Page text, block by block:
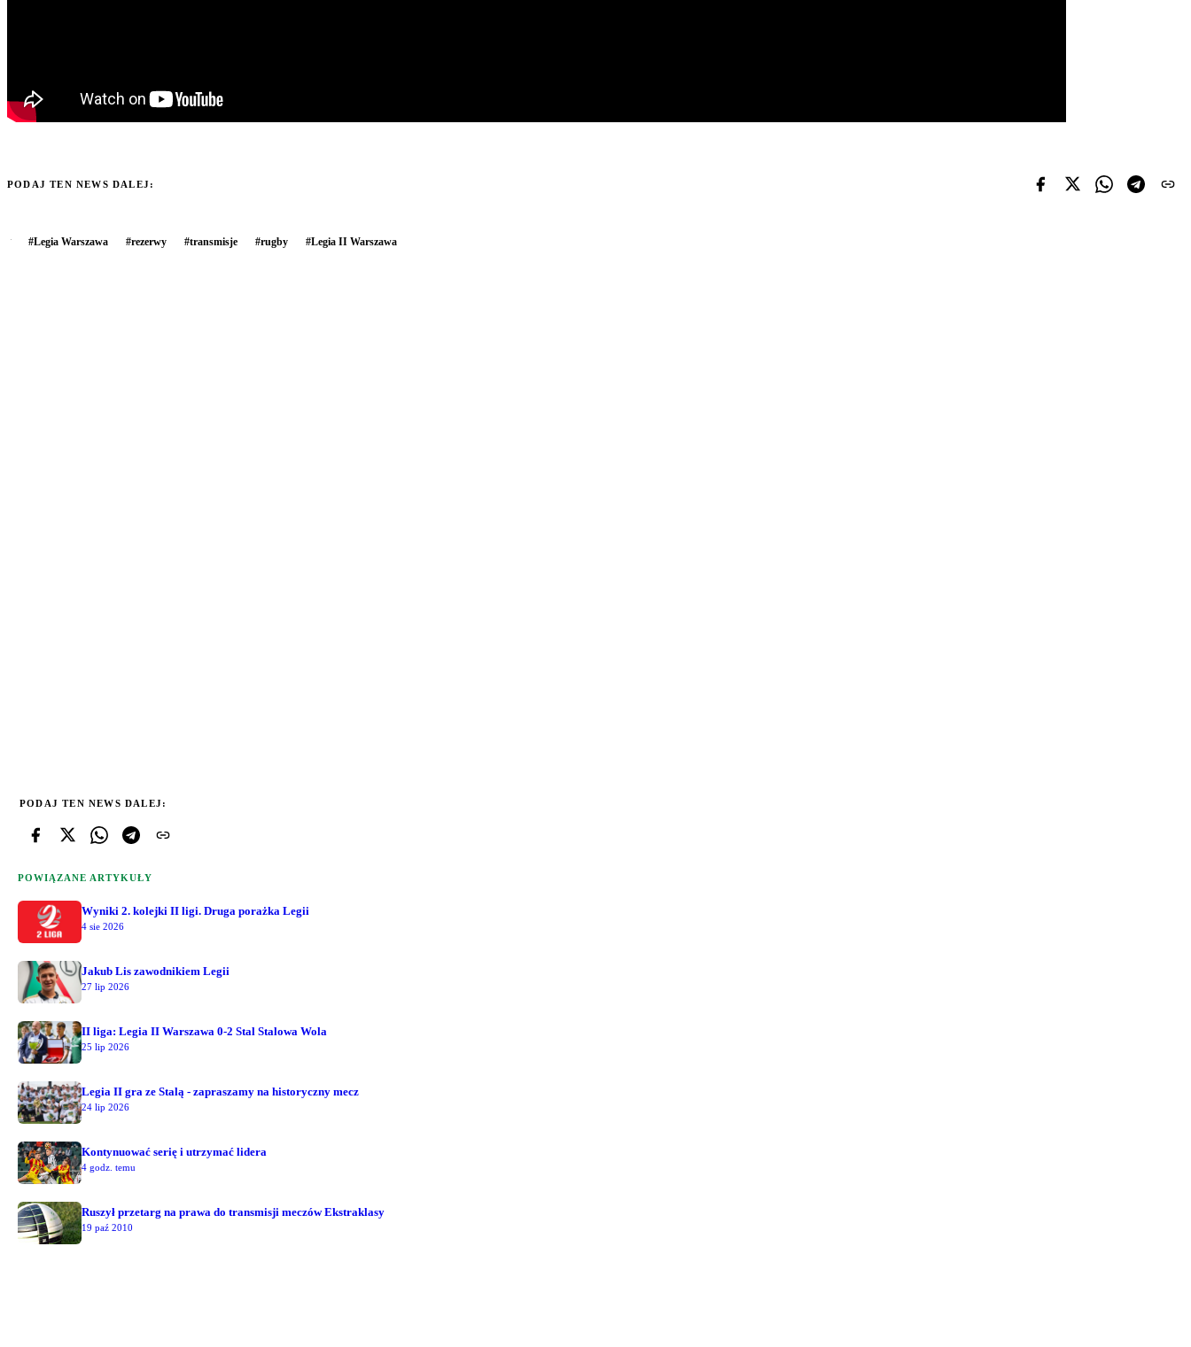
PODAJ TEN NEWS DALEJ:
#Legia Warszawa #rezerwy #transmisje #rugby #Legia II Warszawa
PODAJ TEN NEWS DALEJ:
POWIĄZANE ARTYKUŁY
Wyniki 2. kolejki II ligi. Druga porażka Legii
4 sie 2026
Jakub Lis zawodnikiem Legii
27 lip 2026
II liga: Legia II Warszawa 0-2 Stal Stalowa Wola
25 lip 2026
Legia II gra ze Stalą - zapraszamy na historyczny mecz
24 lip 2026
Kontynuować serię i utrzymać lidera
4 godz. temu
Ruszył przetarg na prawa do transmisji meczów Ekstraklasy
19 paź 2010